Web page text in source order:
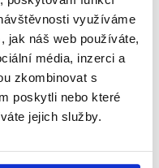
využíváme
jak náš web používáte,
média, inzerci a
zkombinovat s
poskytli nebo které
jejich služby.
mějte tak
a
šíří.